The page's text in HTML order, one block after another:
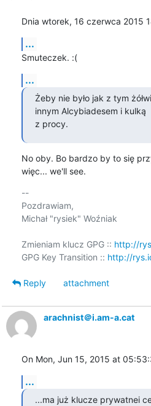
Dnia wtorek, 16 czerwca 2015
...
Smuteczek. :(
...
Żeby nie było jak z tym
innym Alcybiadesem i kulką
z procy.
No oby. Bo bardzo by to się
więc... we'll see.
--
Pozdrawiam,
Michał "rysiek" Woźniak
Zmieniam klucz GPG :: http://
GPG Key Transition :: http://
Reply
attachment
arachnist＠i.am-a.cat
On Mon, Jun 15, 2015 at
...
...ma już klucze prywatnei